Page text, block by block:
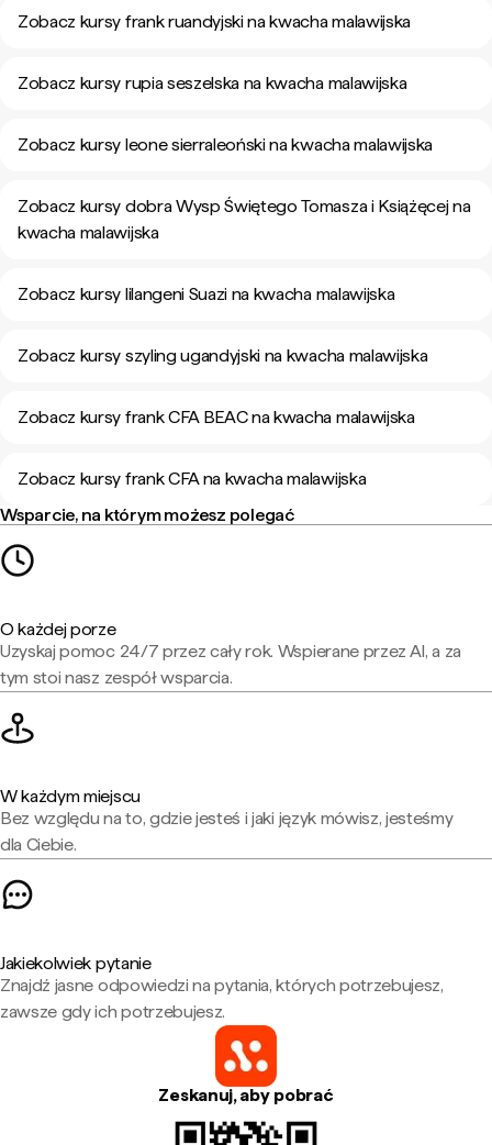
Zobacz kursy frank ruandyjski na kwacha malawijska
Zobacz kursy rupia seszelska na kwacha malawijska
Zobacz kursy leone sierraleoński na kwacha malawijska
Zobacz kursy dobra Wysp Świętego Tomasza i Książęcej na
kwacha malawijska
Zobacz kursy lilangeni Suazi na kwacha malawijska
Zobacz kursy szyling ugandyjski na kwacha malawijska
Zobacz kursy frank CFA BEAC na kwacha malawijska
Zobacz kursy frank CFA na kwacha malawijska
Wsparcie, na którym możesz polegać
O każdej porze
Uzyskaj pomoc 24/7 przez cały rok. Wspierane przez AI, a za
tym stoi nasz zespół wsparcia.
W każdym miejscu
Bez względu na to, gdzie jesteś i jaki język mówisz, jesteśmy
dla Ciebie.
Jakiekolwiek pytanie
Znajdź jasne odpowiedzi na pytania, których potrzebujesz,
zawsze gdy ich potrzebujesz.
Zeskanuj, aby pobrać